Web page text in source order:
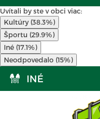
Uvítali by ste v obci viac:
Kultúry (38.3%)
Športu (29.9%)
Iné (17.1%)
Neodpovedalo (15%)
INÉ